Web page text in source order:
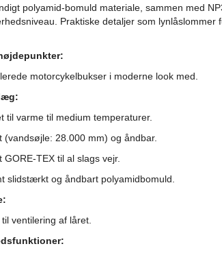
polyamid-bomuld materiale, sammen med
Praktiske detaljer som lynlåslommer
motorcykelbukser i moderne look med.
til varme til medium temperaturer.
(vandsøjle: 28.000 mm) og åndbar.
GORE-TEX til al slags vejr.
slidstærkt og åndbart polyamidbomuld.
til ventilering af låret.